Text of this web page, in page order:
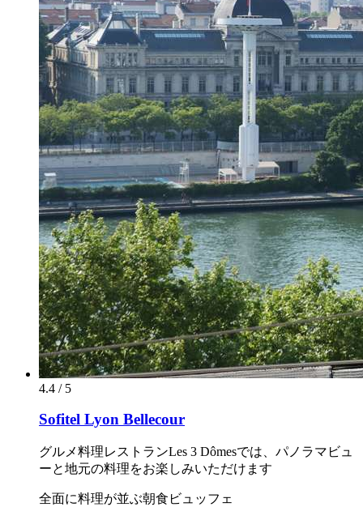
4.4 / 5
Sofitel Lyon Bellecour
グルメ料理レストランLes 3 Dômesでは、パノラマビュ
ーと地元の料理をお楽しみいただけます
全面に料理が並ぶ朝食ビュッフェ